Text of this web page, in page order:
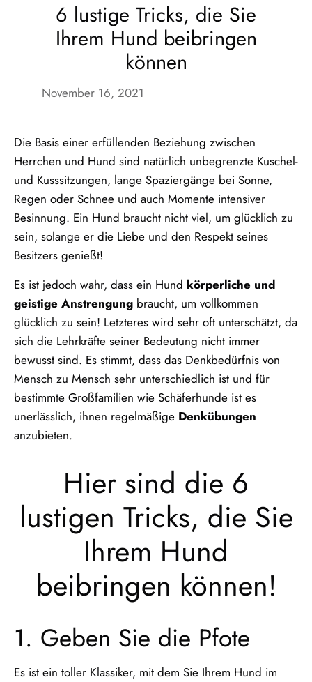
6 lustige Tricks, die Sie
Ihrem Hund beibringen
können
November 16, 2021
Die Basis einer erfüllenden Beziehung zwischen
Herrchen und Hund sind natürlich unbegrenzte Kuschel-
und Kusssitzungen, lange Spaziergänge bei Sonne,
Regen oder Schnee und auch Momente intensiver
Besinnung. Ein Hund braucht nicht viel, um glücklich zu
sein, solange er die Liebe und den Respekt seines
Besitzers genießt!
Es ist jedoch wahr, dass ein Hund körperliche und
geistige Anstrengung braucht, um vollkommen
glücklich zu sein! Letzteres wird sehr oft unterschätzt, da
sich die Lehrkräfte seiner Bedeutung nicht immer
bewusst sind. Es stimmt, dass das Denkbedürfnis von
Mensch zu Mensch sehr unterschiedlich ist und für
bestimmte Großfamilien wie Schäferhunde ist es
unerlässlich, ihnen regelmäßige Denkübungen
anzubieten.
Hier sind die 6
lustigen Tricks, die Sie
Ihrem Hund
beibringen können!
1. Geben Sie die Pfote
Es ist ein toller Klassiker, mit dem Sie Ihrem Hund im